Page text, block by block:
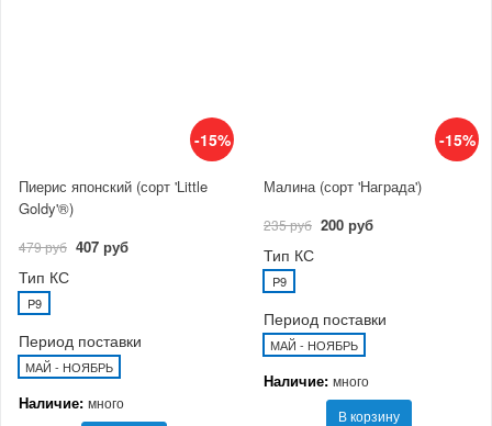
-15%
Пиерис японский (сорт 'Little
Goldy'®)
479 руб 407 руб
Тип КС
P9
Период поставки
МАЙ - НОЯБРЬ
Наличие: много
-15%
Малина (сорт 'Награда')
235 руб 200 руб
Тип КС
P9
Период поставки
МАЙ - НОЯБРЬ
Наличие: много
В корзину